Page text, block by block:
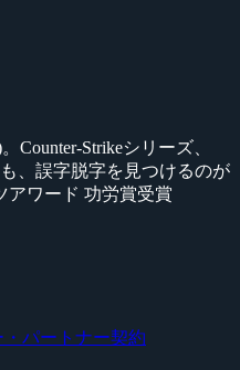
Counter-Strikeシリーズ、
、誤字脱字を見つけるのが
アワード 功労賞受賞
・パートナー契約